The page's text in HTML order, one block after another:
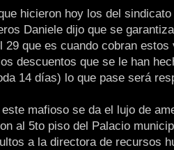
hicieron hoy los del
Daniele dijo que se
29 que es cuando cobran estos
descuentos que se le han
14 días) lo que pase será
mafioso se da el lujo de
al 5to piso del Palacio
a la directora de recursos